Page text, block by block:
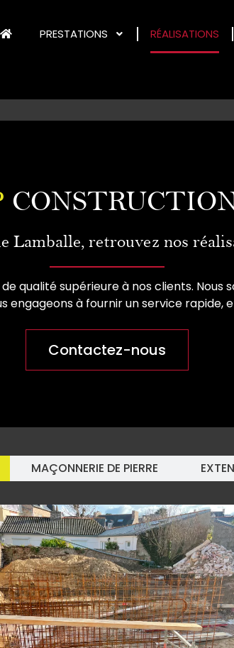
PRESTATIONS RÉALISATIONS
Lamballe, retrouvez nos
qualité supérieure à nos clients. Nous
engageons à fournir un service rapide,
Contactez-nous
MAÇONNERIE DE PIERRE